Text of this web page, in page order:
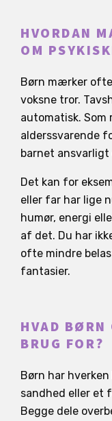
HVORDAN
OM
Børn mærker
voksne tror.
automatisk.
alderssvarende
barnet
Det kan for
eller far har lige
humør, energi
af det. Du har
ofte mindre
fantasier.
HVAD BØRN
BRUG FOR?
Børn har
sandhed eller et
Begge dele